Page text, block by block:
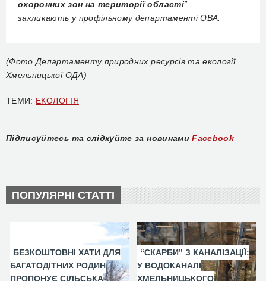
охоронних зон на території області”, –
закликають у профільному департаменті ОВА.
(Фото Департаменту природних ресурсів та екології
Хмельницької ОДА)
ТЕМИ: ЕКОЛОГІЯ
Підписуйтесь та слідкуйте за новинами Facebook
ПОПУЛЯРНІ СТАТТІ
БЕЗКОШТОВНІ ХАТИ ДЛЯ
БАГАТОДІТНИХ РОДИН
ПРОПОНУЄ СІЛЬСЬКА
“СКАРБИ” З КАНАЛІЗАЦІЇ:
У ВОДОКАНАЛІ
ХМЕЛЬНИЦЬКОГО